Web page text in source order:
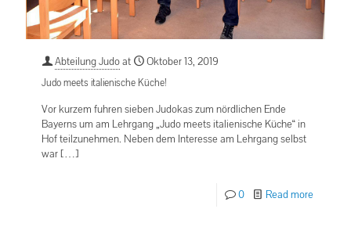
Abteilung Judoat Oktober 13, 2019
Judo meets italienische Küche!
Vor kurzem fuhren sieben Judokas zum nördlichen Ende
Bayerns um am Lehrgang „Judo meets italienische Küche“ in
Hof teilzunehmen. Neben dem Interesse am Lehrgang selbst
war[…]
0 Read more